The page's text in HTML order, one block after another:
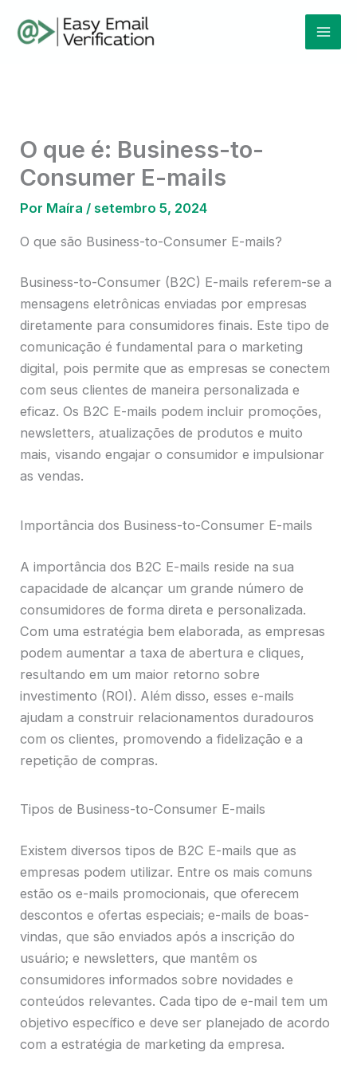
para
O que é: Business-to-
Consumer E-mails
Por Maíra /setembro 5, 2024
O que são Business-to-Consumer E-mails?
Business-to-Consumer (B2C) E-mails referem-se a
mensagens eletrônicas enviadas por empresas
diretamente para consumidores finais. Este tipo de
comunicação é fundamental para o marketing
digital, pois permite que as empresas se conectem
com seus clientes de maneira personalizada e
eficaz. Os B2C E-mails podem incluir promoções,
newsletters, atualizações de produtos e muito
mais, visando engajar o consumidor e impulsionar
as vendas.
Importância dos Business-to-Consumer E-mails
A importância dos B2C E-mails reside na sua
capacidade de alcançar um grande número de
consumidores de forma direta e personalizada.
Com uma estratégia bem elaborada, as empresas
podem aumentar a taxa de abertura e cliques,
resultando em um maior retorno sobre
investimento (ROI). Além disso, esses e-mails
ajudam a construir relacionamentos duradouros
com os clientes, promovendo a fidelização e a
repetição de compras.
Tipos de Business-to-Consumer E-mails
Existem diversos tipos de B2C E-mails que as
empresas podem utilizar. Entre os mais comuns
estão os e-mails promocionais, que oferecem
descontos e ofertas especiais; e-mails de boas-
vindas, que são enviados após a inscrição do
usuário; e newsletters, que mantêm os
consumidores informados sobre novidades e
conteúdos relevantes. Cada tipo de e-mail tem um
objetivo específico e deve ser planejado de acordo
com a estratégia de marketing da empresa.